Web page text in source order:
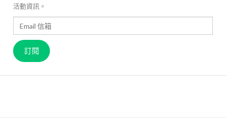
活動資訊。
Email
信
箱
訂閱